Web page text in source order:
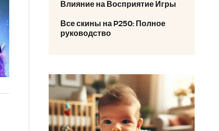
Влияние на Восприятие Игры
Все скины на P250: Полное
руководство